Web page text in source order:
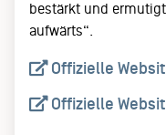
bestärkt und
aufwärts“.
Offizielle
Offizielle